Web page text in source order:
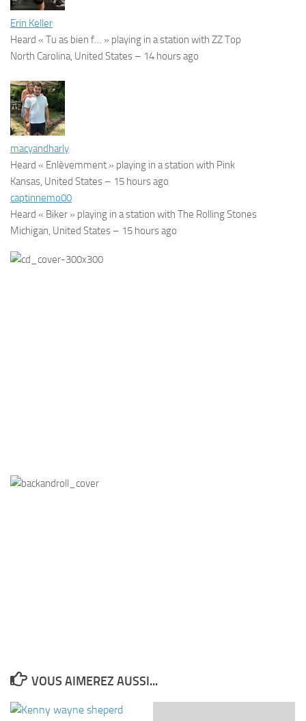
Erin Keller
Heard « Tu as bien f… » playing in a station with ZZ Top
North Carolina, United States – 14 hours ago
macyandharly
Heard « Enlèvemment » playing in a station with Pink
Kansas, United States – 15 hours ago
captinnemo00
Heard « Biker » playing in a station with The Rolling Stones
Michigan, United States – 15 hours ago
VOUS AIMEREZ AUSSI...